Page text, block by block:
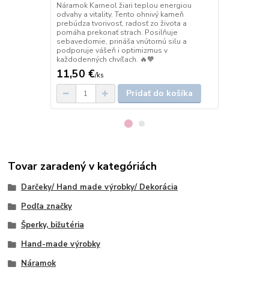
Náramok Karneol žiari teplou energiou
odvahy a vitality. Tento ohnivý kameň
prebúdza tvorivosť, radosť zo života a
pomáha prekonať strach. Posilňuje
sebavedomie, prináša vnútornú silu a
podporuje vášeň i optimizmus v
každodenných chvíľach. 🔥🧡
11,50 €/ks
Pridať do košíka
Tovar zaradený v kategóriách
Darčeky/ Hand made výrobky/ Dekorácia
Podľa značky
Šperky, bižutéria
Hand-made výrobky
Náramok